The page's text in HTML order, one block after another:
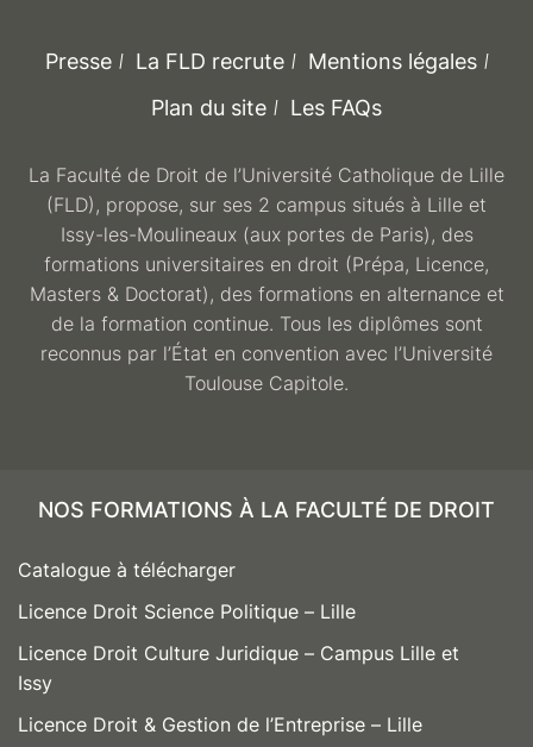
Presse La FLD recrute
Mentions légales
Plan du site
Les FAQs
La Faculté de Droit de l’Université Catholique de Lille
(FLD), propose, sur ses 2 campus situés à Lille et
Issy-les-Moulineaux (aux portes de Paris), des
formations universitaires en droit (Prépa, Licence,
Masters & Doctorat), des formations en alternance et
de la formation continue. Tous les diplômes sont
reconnus par l’État en convention avec l’Université
Toulouse Capitole.
NOS FORMATIONS À LA FACULTÉ DE DROIT
Catalogue à télécharger
Licence Droit Science Politique – Lille
Licence Droit Culture Juridique – Campus Lille et
Issy
Licence Droit & Gestion de l’Entreprise – Lille